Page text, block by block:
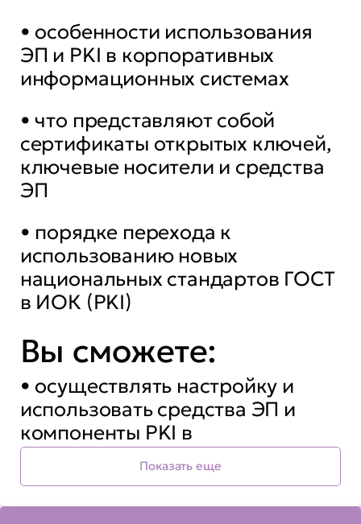
• особенности использования
ЭП и PKI в корпоративных
информационных системах
• что представляют собой
сертификаты открытых ключей,
ключевые носители и средства
ЭП
• порядке перехода к
использованию новых
национальных стандартов ГОСТ
в ИОК (PKI)
Вы сможете:
• осуществлять настройку и
использовать средства ЭП и
компоненты PKI в
корпоративных
информационных системах
Показать еще